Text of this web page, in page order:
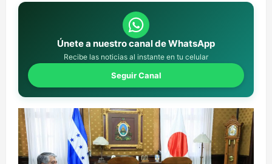
Únete a nuestro canal de WhatsApp
Recibe las noticias al instante en tu celular
Seguir Canal